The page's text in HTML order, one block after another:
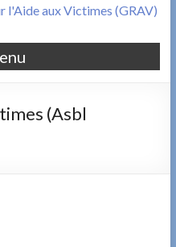
l'Aide aux Victimes (GRAV)
(Asbl